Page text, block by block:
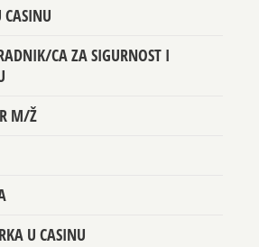
CA ZA SIGURNOST I
M/Ž
U CASINU